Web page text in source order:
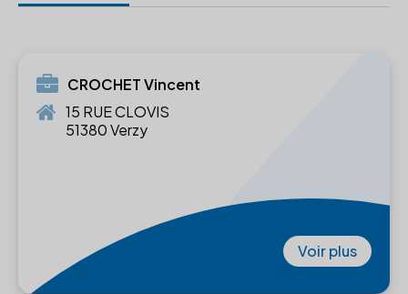
CROCHET Vincent
15 RUE CLOVIS
51380 Verzy
Voir plus